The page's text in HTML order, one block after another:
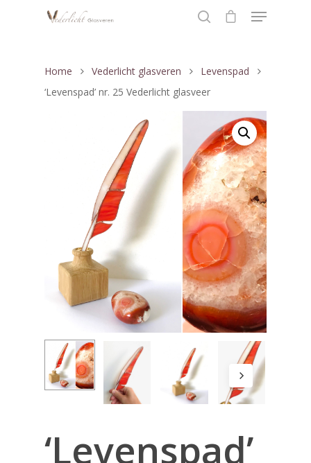
Hit enter to search or ESC to close
Home Vederlicht glasveren
Levenspad
‘Levenspad’ nr. 25 Vederlicht glasveer
‘Levenspad’